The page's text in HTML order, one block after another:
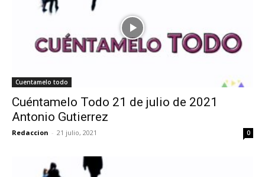
Cuentamelo todo
Cuéntamelo Todo 21 de julio de 2021
Antonio Gutierrez
Redaccion - 21 julio, 2021 0